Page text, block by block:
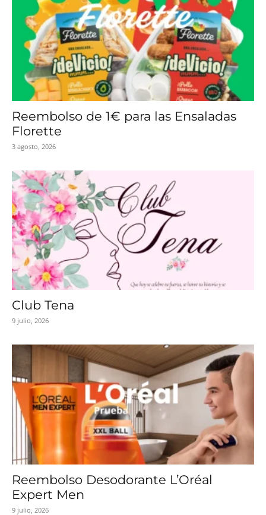
Reembolso de 1€ para las Ensaladas
Florette
3 agosto, 2026
Club Tena
9 julio, 2026
Reembolso Desodorante L’Oréal
Expert Men
9 julio, 2026